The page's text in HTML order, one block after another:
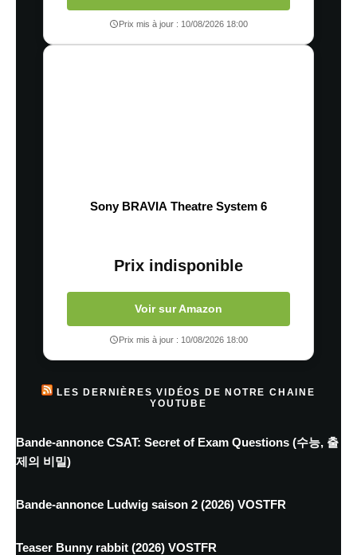
Prix mis à jour : 10/08/2026 18:00
Sony BRAVIA Theatre System 6
Prix indisponible
Voir sur Amazon
Prix mis à jour : 10/08/2026 18:00
LES DERNIÈRES VIDÉOS DE NOTRE CHAINE
YOUTUBE
Bande-annonce CSAT: Secret of Exam Questions (수능, 출
제의 비밀)
Bande-annonce Ludwig saison 2 (2026) VOSTFR
Teaser Bunny rabbit (2026) VOSTFR